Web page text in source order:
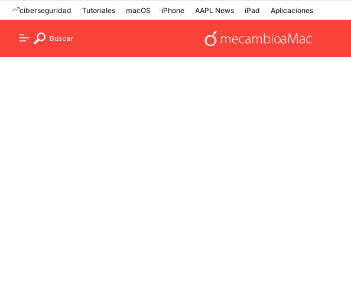
ciberseguridad Tutoriales macOS iPhone AAPL News iPad Aplicaciones
Buscar